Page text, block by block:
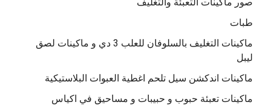
طبات
ماكينات التغليف بالسلوفان للعلب 3 دي و ماكينات لصق
ليبل
ماكينات اندكشن سيل تلحم اغطية العبوات البلاستيكية
ماكينات تعبئة حبوب و حبيبات و مساحيق في اكياس